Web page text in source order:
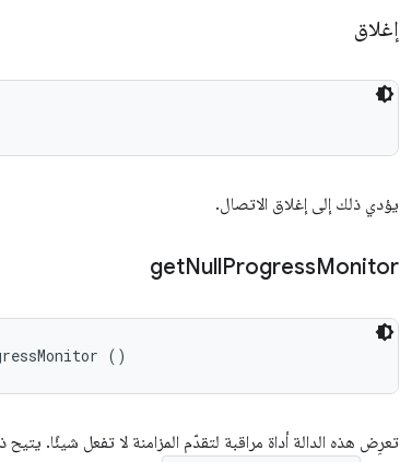
إغلاق
يؤدي ذلك إلى إغلاق الاتصال.
getNullProgressMonitor
()
تعرِض هذه الدالة أداة مراقبة لتقدّم المزامنة لا تفعل شيئًا.